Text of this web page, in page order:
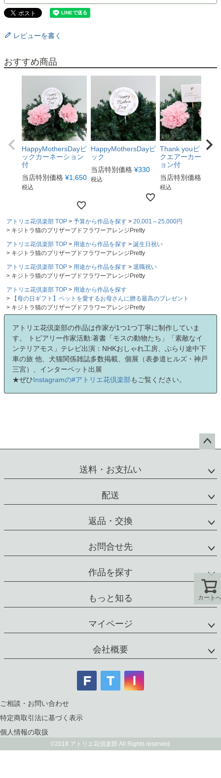
レビューを書く
おすすめ商品
HappyMothersDayピ
ックカーネーション
付
当店特別価格 ¥1,650
税込
HappyMothersDayピ
ック
当店特別価格 ¥330
税込
Thank youピックス
クエアーカーネー
ョン付
当店特別価格
税込
アトリエ花倶楽部 TOP 予算から作品を探す
20,001～25,000円
キジトラ猫のプリザーブドフラワーアレンジPretty
アトリエ花倶楽部 TOP
用途から作品を探す
誕生日祝い
キジトラ猫のプリザーブドフラワーアレンジPretty
アトリエ花倶楽部 TOP
用途から作品を探す
退職祝い
キジトラ猫のプリザーブドフラワーアレンジPretty
アトリエ花倶楽部 TOP
用途から作品を探す
【母の日ギフト】ペットを愛するお母さんに贈る最高のプレゼント
キジトラ猫のプリザーブドフラワーアレンジPretty
アトリエ花倶楽部の作品は作家が1つ1つ丁寧に制作していま
す。 トピアリー作家活動:著書「モスの動物たち」「素敵なイ
ンテリアモス」テレビ出演：NHKおしゃれ工房、ぶらり途中下
車の旅 他、犬猫関係雑誌多数掲載、個展（表参道ヒルズ・神戸
三宮）、インターペット出展
★ぜひInstagramの#アトリエ花倶楽部もご覧ください。
ップ
送料・お支払い
配送
返品・交換
お問合せ先
作品を探す
もっと知る
マイページ
会社概要
ご相談・お問い合わせ
特定商取引法に基づく表示
個人情報の取扱
©2018 アトリエ花倶楽部 All Rights reserved.
カートへ